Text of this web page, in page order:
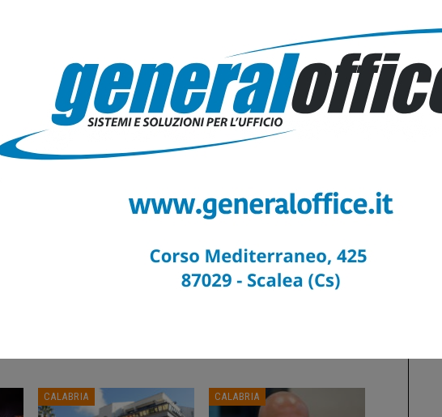
le cure necessarie. Nel frattempo, è emerso che l’indagato
il che ha portato al ritiro della sua patente di guida e al
veicolo di sua proprietà.
indagini hanno rivelato che la donna aveva subito ripetuti
arrecato danni sia fisici che morali.
famiglia
ANCHE
CALABRIA CALABRIA